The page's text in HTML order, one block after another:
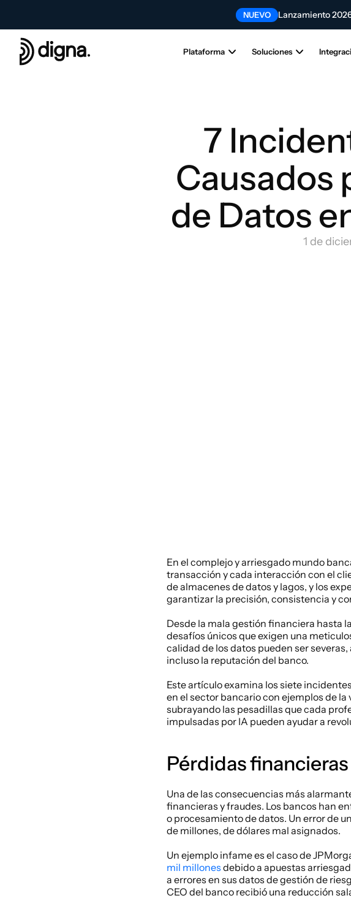
NUEVO Lanzamiento
Plataforma Soluciones
7
Causados
de Datos
1 de
En el complejo y arriesgado mundo
transacción y cada interacción con el
de almacenes de datos y lagos, y los
garantizar la precisión, consistencia y
Desde la mala gestión financiera hasta
desafíos únicos que exigen una
calidad de los datos pueden ser
incluso la reputación del banco.
Este artículo examina los siete
en el sector bancario con ejemplos de
subrayando las pesadillas que cada
impulsadas por IA pueden ayudar a
Pérdidas
Una de las consecuencias más
financieras y fraudes. Los bancos han
o procesamiento de datos. Un error de
de millones, de dólares mal asignados.
Un ejemplo infame es el caso de
mil millones debido a apuestas
a errores en sus datos de gestión de
CEO del banco recibió una reducción